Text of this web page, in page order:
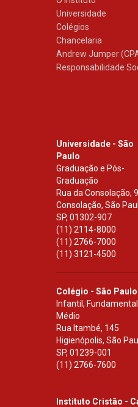
Universidade
Colégios
Chancelaria
Andrew Jumper
Responsabilidade
Universidade - São
Paulo
Graduação e Pós-
Graduação
Rua da Consolação,
Consolação, São
SP, 01302-907
(11) 2114-8000
(11) 2766-7000
(11) 3121-4500
Colégio - São Paulo
Infantil,
Médio
Rua Itambé, 145
Higienópolis, São
SP, 01239-001
(11) 2766-7600
Instituto Cristão -